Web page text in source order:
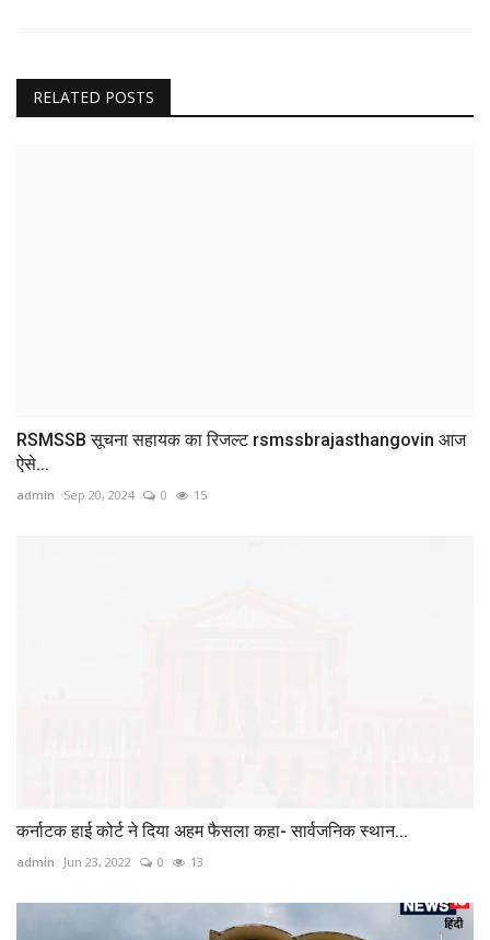
RELATED POSTS
RSMSSB सूचना सहायक का रिजल्ट rsmssbrajasthangovin आज
ऐसे...
admin Sep 20, 2024 0 15
कर्नाटक हाई कोर्ट ने दिया अहम फैसला कहा- सार्वजनिक स्‍थान...
admin Jun 23, 2022 0 13